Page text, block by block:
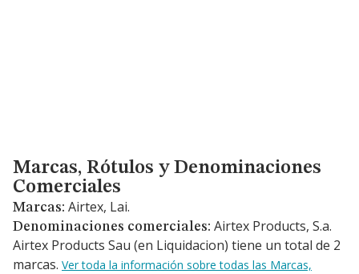
Marcas, Rótulos y Denominaciones Comerciales
Marcas, Rótulos y Denominaciones
Comerciales
Marcas: Airtex, Lai.
Denominaciones comerciales: Airtex Products, S.a.
Airtex Products Sau (en Liquidacion) tiene un total de 2
marcas. Ver toda la información sobre todas las Marcas,